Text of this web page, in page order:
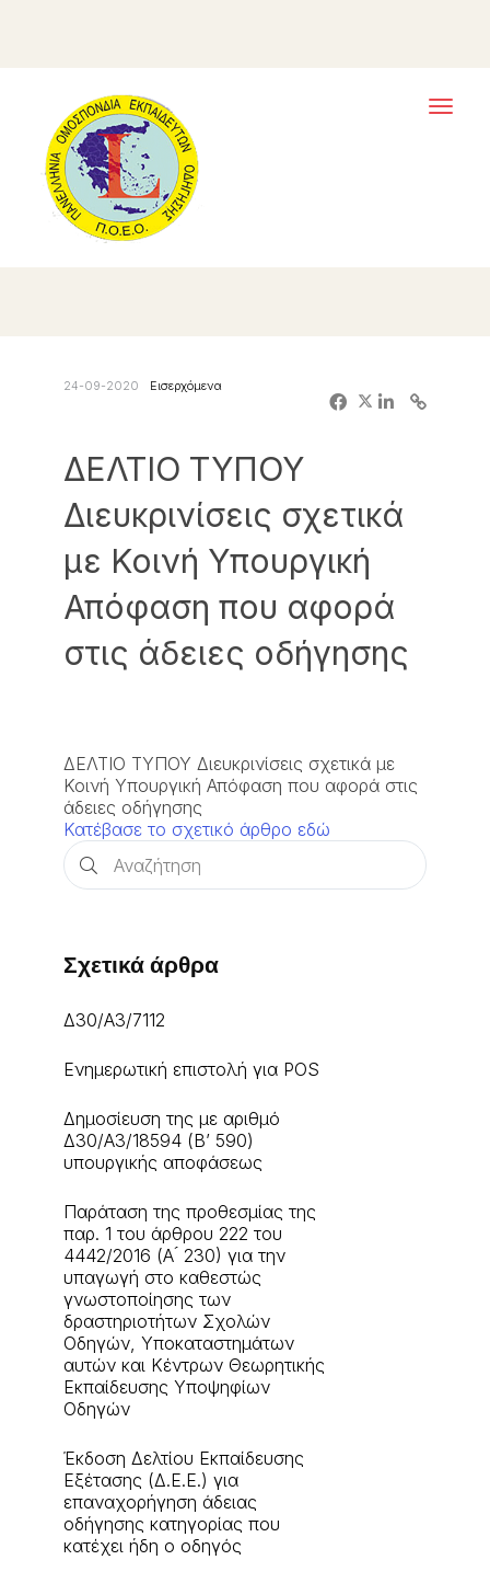
24-09-2020 Εισερχόμενα
ΔΕΛΤΙΟ ΤΥΠΟΥ
Διευκρινίσεις σχετικά
με Κοινή Υπουργική
Απόφαση που αφορά
στις άδειες οδήγησης
ΔΕΛΤΙΟ ΤΥΠΟΥ Διευκρινίσεις σχετικά με
Κοινή Υπουργική Απόφαση που αφορά στις
άδειες οδήγησης
Κατέβασε το σχετικό άρθρο εδώ
Σχετικά άρθρα
Δ30/Α3/7112
Ενημερωτική επιστολή για POS
Δημοσίευση της με αριθμό
Δ30/A3/18594 (Β’ 590)
υπουργικής αποφάσεως
Παράταση της προθεσμίας της
παρ. 1 του άρθρου 222 του
4442/2016 (Α ́ 230) για την
υπαγωγή στο καθεστώς
γνωστοποίησης των
δραστηριοτήτων Σχολών
Οδηγών, Υποκαταστημάτων
αυτών και Κέντρων Θεωρητικής
Εκπαίδευσης Υποψηφίων
Οδηγών
Έκδοση Δελτίου Εκπαίδευσης
Εξέτασης (Δ.Ε.Ε.) για
επαναχορήγηση άδειας
οδήγησης κατηγορίας που
κατέχει ήδη ο οδηγός